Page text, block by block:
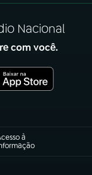
Nacional
com você.
à